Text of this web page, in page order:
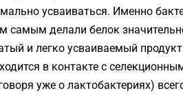
усваиваться. Именно
самым делали белок
и легко усваиваемый
в контакте с
уже о лактобактериях)